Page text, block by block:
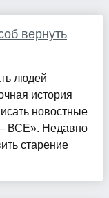
вернуть
людей
история
новостные
ВСЕ». Недавно
старение